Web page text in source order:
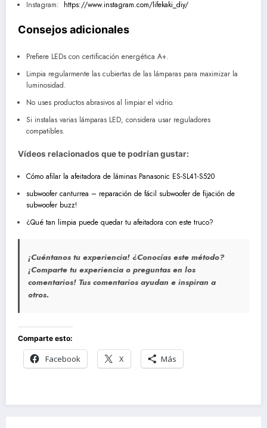
Instagram: https://www.instagram.com/lifekaki_diy/
Consejos adicionales
Prefiere LEDs con certificación energética A+.
Limpia regularmente las cubiertas de las lámparas para maximizar la
luminosidad.
No uses productos abrasivos al limpiar el vidrio.
Si instalas varias lámparas LED, considera usar reguladores
compatibles.
Vídeos relacionados que te podrían gustar:
Cómo afilar la afeitadora de láminas Panasonic ES-SL41-S520
subwoofer canturrea – reparación de fácil subwoofer de fijación de
subwoofer buzz!
¿Qué tan limpia puede quedar tu afeitadora con este truco?
¡Cuéntanos tu experiencia! ¿Conocías este método?
¡Comparte tu experiencia o preguntas en los
comentarios! Tus comentarios ayudan e inspiran a
otros.
Comparte esto:
Facebook X Más